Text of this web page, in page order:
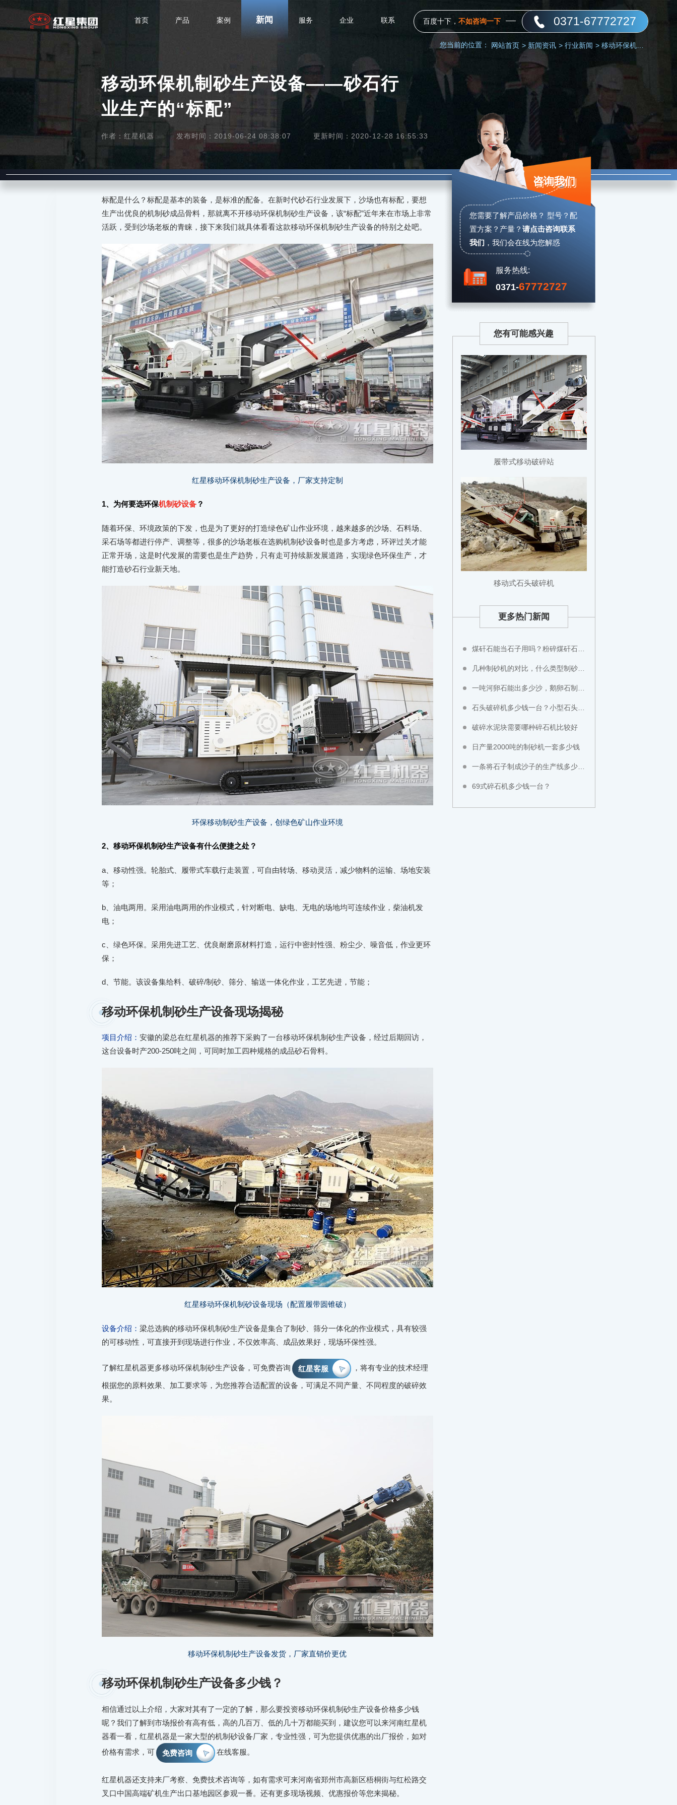
首页 产品 案例 新闻 服务 企业 联系 百度十下， 不如咨询一下 0371-67772727
您当前的位置： 网站首页 > 新闻资讯 > 行业新闻 > 移动环保机制砂生产设备——砂石行业生产的“标配”
移动环保机制砂生产设备——砂石行
业生产的“标配”
作者：红星机器 发布时间：2019-06-24 08:38:07 更新时间：2020-12-28 16:55:33
标配是什么？标配是基本的装备，是标准的配备。在新时代砂石行业发展下，沙场也有标配，要想
生产出优良的机制砂成品骨料，那就离不开移动环保机制砂生产设备，该“标配”近年来在市场上非常
活跃，受到沙场老板的青睐，接下来我们就具体看看这款移动环保机制砂生产设备的特别之处吧。
红星移动环保机制砂生产设备，厂家支持定制
1、为何要选环保机制砂设备？
随着环保、环境政策的下发，也是为了更好的打造绿色矿山作业环境，越来越多的沙场、石料场、
采石场等都进行停产、调整等，很多的沙场老板在选购机制砂设备时也是多方考虑，环评过关才能
正常开场，这是时代发展的需要也是生产趋势，只有走可持续新发展道路，实现绿色环保生产，才
能打造砂石行业新天地。
环保移动制砂生产设备，创绿色矿山作业环境
2、移动环保机制砂生产设备有什么便捷之处？
a、移动性强。轮胎式、履带式车载行走装置，可自由转场、移动灵活，减少物料的运输、场地安装
等；
b、油电两用。采用油电两用的作业模式，针对断电、缺电、无电的场地均可连续作业，柴油机发
电；
c、绿色环保。采用先进工艺、优良耐磨原材料打造，运行中密封性强、粉尘少、噪音低，作业更环
保；
d、节能。该设备集给料、破碎/制砂、筛分、输送一体化作业，工艺先进，节能；
移动环保机制砂生产设备现场揭秘
项目介绍： 安徽的梁总在红星机器的推荐下采购了一台移动环保机制砂生产设备，经过后期回访，
这台设备时产200-250吨之间，可同时加工四种规格的成品砂石骨料。
红星移动环保机制砂设备现场（配置履带圆锥破）
设备介绍： 梁总选购的移动环保机制砂生产设备是集合了制砂、筛分一体化的作业模式，具有较强
的可移动性，可直接开到现场进行作业，不仅效率高、成品效果好，现场环保性强。
了解红星机器更多移动环保机制砂生产设备，可免费咨询 红星客服 ，将有专业的技术经理
根据您的原料效果、加工要求等，为您推荐合适配置的设备，可满足不同产量、不同程度的破碎效
果。
移动环保机制砂生产设备发货，厂家直销价更优
移动环保机制砂生产设备多少钱？
相信通过以上介绍，大家对其有了一定的了解，那么要投资移动环保机制砂生产设备价格多少钱
呢？我们了解到市场报价有高有低，高的几百万、低的几十万都能买到，建议您可以来河南红星机
器看一看，红星机器是一家大型的机制砂设备厂家，专业性强，可为您提供优惠的出厂报价，如对
价格有需求，可
免费咨询 在线客服。
红星机器还支持来厂考察、免费技术咨询等，如有需求可来河南省郑州市高新区梧桐街与红松路交
叉口中国高端矿机生产出口基地园区参观一番。还有更多现场视频、优惠报价等您来揭秘。
咨询我们
您需要了解产品价格？ 型号？配
置方案？产量？ 请点击咨询联系
我们 ， 我们会在线为您解惑
服务热线:
0371-67772727
您有可能感兴趣
履带式移动破碎站
移动式石头破碎机
更多热门新闻
煤矸石能当石子用吗？粉碎煤矸石用什么设备？
几种制砂机的对比，什么类型制砂机好？
一吨河卵石能出多少沙，鹅卵石制成沙子成本高不高？
石头破碎机多少钱一台？小型石头粉碎机价格
破碎水泥块需要哪种碎石机比较好
日产量2000吨的制砂机一套多少钱
一条将石子制成沙子的生产线多少钱？
69式碎石机多少钱一台？